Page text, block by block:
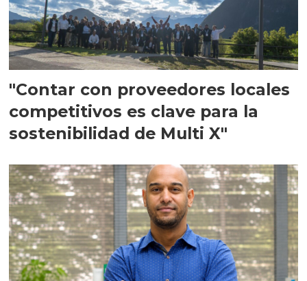
"Contar con proveedores locales
competitivos es clave para la
sostenibilidad de Multi X"